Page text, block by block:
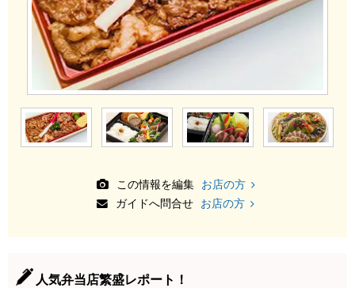
この情報を編集
お店の方
ガイドへ問合せ
お店の方
人気弁当店繁盛レポート！